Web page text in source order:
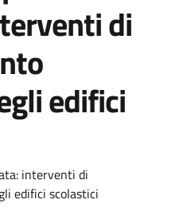
di
edifici
interventi di
edifici scolastici